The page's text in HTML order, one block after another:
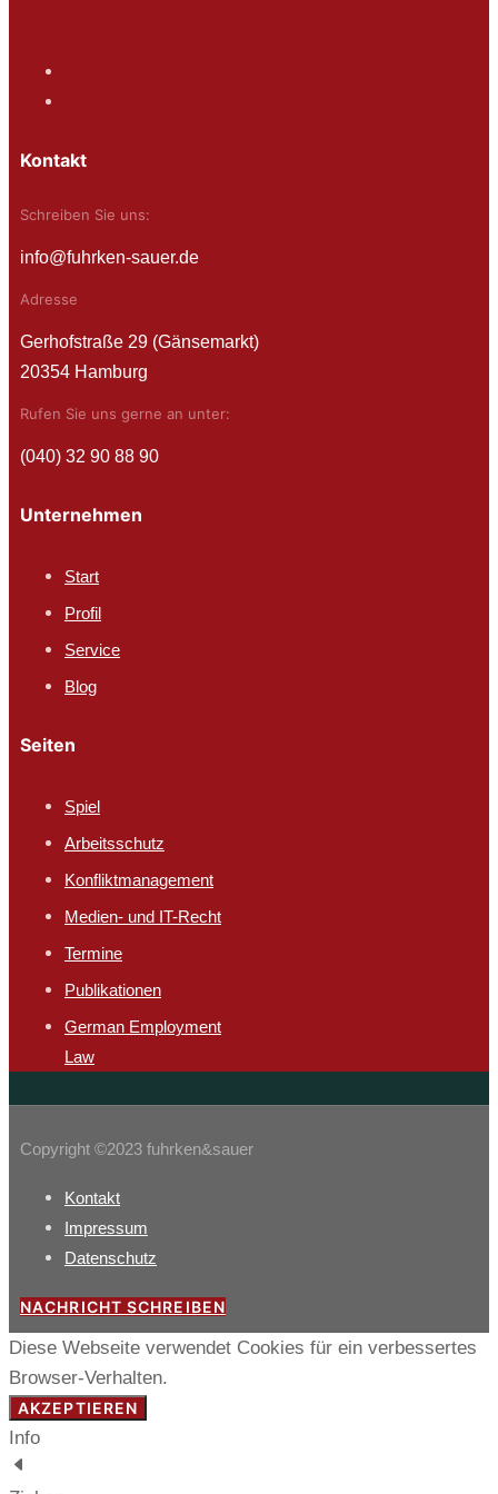
Kontakt
Schreiben Sie uns:
info@fuhrken-sauer.de
Adresse
Gerhofstraße 29 (Gänsemarkt)
20354 Hamburg
Rufen Sie uns gerne an unter:
(040) 32 90 88 90
Unternehmen
Start
Profil
Service
Blog
Seiten
Spiel
Arbeitsschutz​
Konfliktmanagement
Medien- und IT-Recht
Termine
Publikationen
German Employment
Law
Copyright ©2023 fuhrken&sauer
Kontakt
Impressum
Datenschutz
NACHRICHT SCHREIBEN
Diese Webseite verwendet Cookies für ein verbessertes
Browser-Verhalten.
AKZEPTIEREN
Info